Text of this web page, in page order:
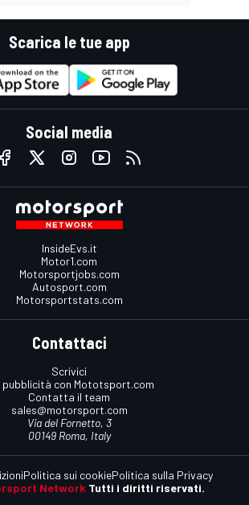
Scarica le tue app
Social media
InsideEvs.it
Motor1.com
Motorsportjobs.com
Autosport.com
Motorsportstats.com
Contattaci
Scrivici
pubblicità con Mototsport.com
Contatta il team
sales@motorsport.com
Via del Fornetto, 3
00149 Roma, Italy
Network Tutti i diritti riservati.
Politica sui cookiePolitica sulla Privacy